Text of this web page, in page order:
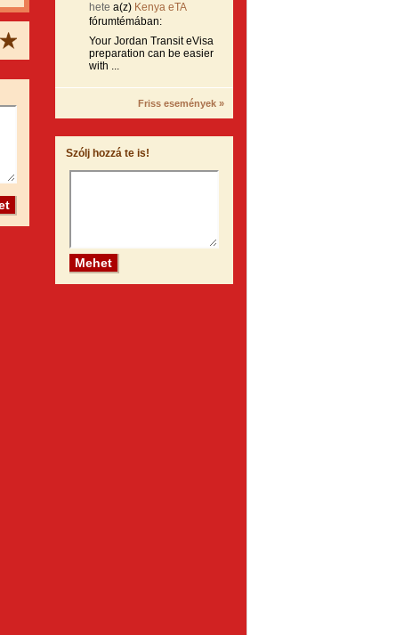
hete a(z) Kenya eTA
fórumtémában:
Your Jordan Transit eVisa
preparation can be easier
with ...
Friss események »
Szólj hozzá te is!